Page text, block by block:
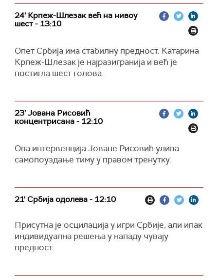
24' Крпеж-Шлезак већ на нивоу
шест - 13:10
Опет Србија има стабилну предност. Катарина
Крпеж-Шлезак је најразигранија и већ је
постигла шест голова.
23' Јована Рисовић
концентрисана - 12:10
Ова интервенција Јоване Рисовић улива
самопоуздање тиму у правом тренутку.
21' Србија одолева - 12:10
Присутна је осцилација у игри Србије, али ипак
индивидуална решења у нападу чувају
предност.